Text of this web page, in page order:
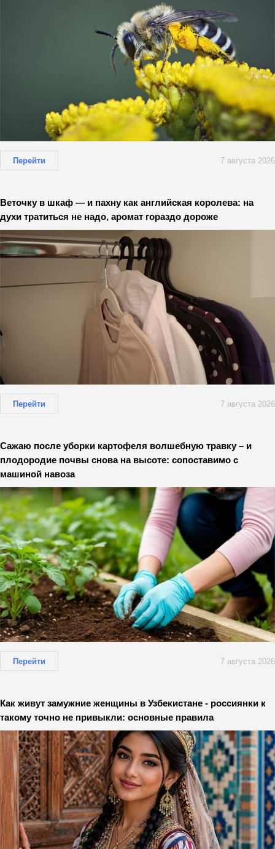
Перейти 7 августа 2026
Веточку в шкаф — и пахну как английская королева: на
духи тратиться не надо, аромат гораздо дороже
Перейти 7 августа 2026
Сажаю после уборки картофеля волшебную травку – и
плодородие почвы снова на высоте: сопоставимо с
машиной навоза
Перейти 7 августа 2026
Как живут замужние женщины в Узбекистане - россиянки к
такому точно не привыкли: основные правила